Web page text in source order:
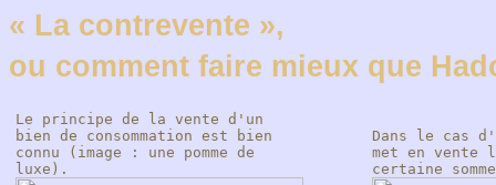
« La contrevente »,
ou comment faire mieux que
Le principe de la vente d'un
bien de consommation est bien
connu (image : une pomme de
luxe).
Dans le cas
met en vente
certaine